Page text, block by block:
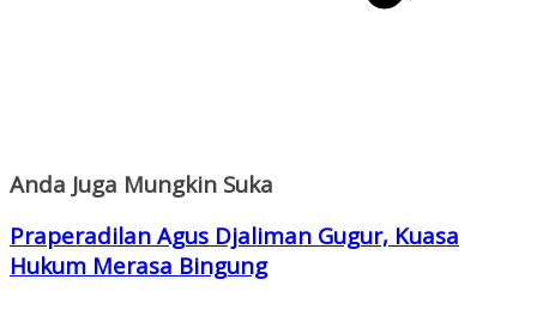
Anda Juga Mungkin Suka
Praperadilan Agus Djaliman Gugur, Kuasa
Hukum Merasa Bingung